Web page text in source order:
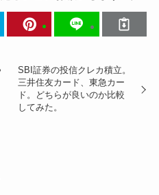
SBI証券の投信クレカ積立。
三井住友カード、東急カー
ド。どちらが良いのか比較
してみた。